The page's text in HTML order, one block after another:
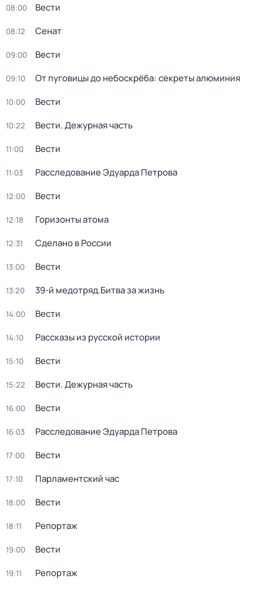
08:00 Вести
08:12 Сенат
09:00 Вести
09:10 От пуговицы до небоскрёба: секреты алюминия
10:00 Вести
10:22 Вести. Дежурная часть
11:00 Вести
11:03 Расследование Эдуарда Петрова
12:00 Вести
12:18 Горизонты атома
12:31 Сделано в России
13:00 Вести
13:20 39-й медотряд.Битва за жизнь
14:00 Вести
14:10 Рассказы из русской истории
15:10 Вести
15:22 Вести. Дежурная часть
16:00 Вести
16:03 Расследование Эдуарда Петрова
17:00 Вести
17:10 Парламентский час
18:00 Вести
18:11 Репортаж
19:00 Вести
19:11 Репортаж